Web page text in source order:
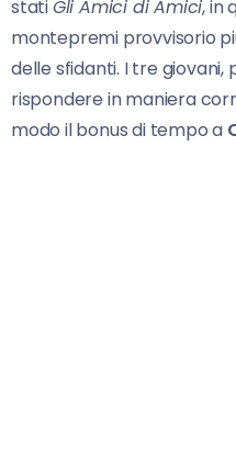
statiGli Amici di Amici, in
montepremi provvisorio
delle sfidanti. I tre giovani,
rispondere in maniera
modo il bonus di tempo a